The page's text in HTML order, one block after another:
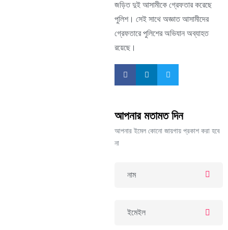
জড়িত দুই আসামীকে গ্রেফতার করেছে
পুলিশ। সেই সাথে অজ্ঞাত আসামীদের
গ্রেফতারে পুলিশের অভিযান অব্যাহত
রয়েছে।
আপনার মতামত দিন
আপনার ইমেল কোনো জায়গায় প্রকাশ করা হবে
না